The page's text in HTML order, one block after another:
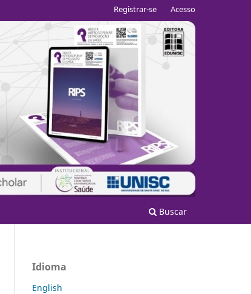
Buscar
Registrar-se Acesso
Idioma
English